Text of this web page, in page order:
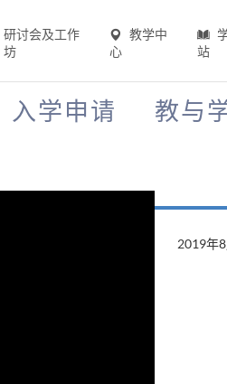
研讨会及工作
坊
教学中
心
站
入学申请 教与
2019年